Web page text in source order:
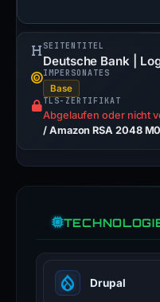
SEITENTITEL
Deutsche Bank |
IMPERSONATES
Base
TLS-ZERTIFIKAT
Abgelaufen oder nicht
/ Amazon RSA 2048
Drupal